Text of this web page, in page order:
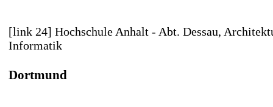
[link 24] Hochschule Anhalt - Abt. Dessau,
Informatik
Dortmund